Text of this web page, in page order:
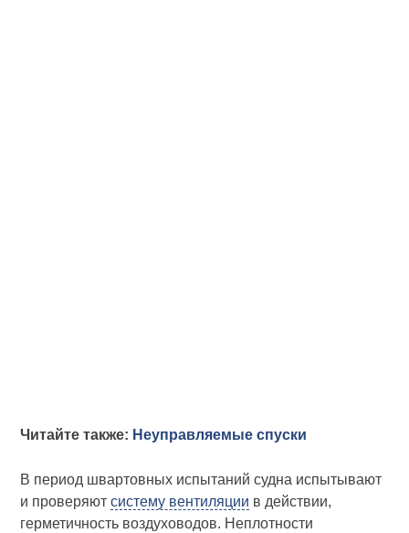
Читайте также: Неуправляемые спуски
В период швартовных испытаний судна испытывают
и проверяютсистему вентиляции в действии,
герметичность воздуховодов. Неплот­ности